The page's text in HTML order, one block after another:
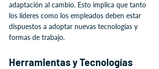
adaptación al cambio. Esto implica que tanto
los líderes como los empleados deben estar
dispuestos a adoptar nuevas tecnologías y
formas de trabajo.
Herramientas y Tecnologías